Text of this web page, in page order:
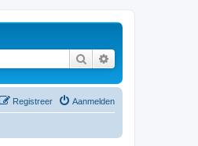
Zoek
Aanmelden
Registreer